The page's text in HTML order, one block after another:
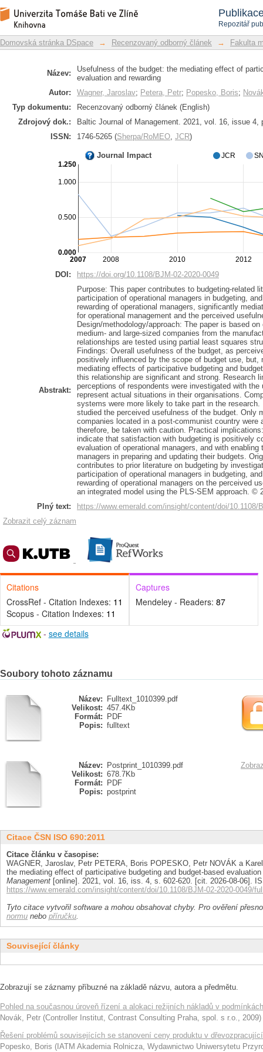
Repozitář
Usefulness of the budget: the
budget-based evaluation and
Repozitář DSpace/Manakin
Domovská stránka DSpace → Recenzovaný odborný článek → Fakulta
Název:
Usefulness of the budget: the mediating effect of
evaluation and rewarding
Autor:
Wagner, Jaroslav; Petera, Petr; Popesko, Boris;
Typ dokumentu:
Recenzovaný odborný článek (English)
Zdrojový dok.:
Baltic Journal of Management. 2021, vol. 16, issue 4,
ISSN:
1746-5265 (Sherpa/RoMEO, JCR)
Journal Impact
2008 2010 2012
2007
0.500
1.000
0.000
1.250
JCR
DOI: https://doi.org/10.1108/BJM-02-2020-0049
Abstrakt:
Purpose: This paper contributes to budgeting-related
participation of operational managers in budgeting,
rewarding of operational managers, significantly
for operational management and the perceived
Design/methodology/approach: The paper is based
medium- and large-sized companies from the
relationships are tested using partial least squares
Findings: Overall usefulness of the budget, as
positively influenced by the scope of budget use, but,
mediating effects of participative budgeting and
this relationship are significant and strong. Research
perceptions of respondents were investigated with
represent actual situations in their organisations.
systems were more likely to take part in the
studied the perceived usefulness of the budget. Only
companies located in a post-communist country were
therefore, be taken with caution. Practical
indicate that satisfaction with budgeting is positively
evaluation of operational managers, and with
managers in preparing and updating their budgets.
contributes to prior literature on budgeting by
participation of operational managers in budgeting,
rewarding of operational managers on the perceived
an integrated model using the PLS-SEM approach. ©
Plný text:
https://www.emerald.com/insight/content/doi/10.1108/
Zobrazit celý záznam
Citations
CrossRef - Citation Indexes: 11
Scopus - Citation Indexes: 11
Captures
Mendeley - Readers: 87
- see details
Soubory tohoto záznamu
Název:
Fulltext_1010399.pdf
Velikost: 457.4Kb
Formát:
PDF
Popis: fulltext
Název:
Postprint_1010399.pdf
Velikost: 678.7Kb
Formát:
PDF
Popis: postprint
Citace ČSN ISO 690:2011
Citace článku v časopise:
WAGNER, Jaroslav, Petr PETERA, Boris POPESKO, Petr NOVÁK a
the mediating effect of participative budgeting and budget-based
Management [online]. 2021, vol. 16, iss. 4, s. 602-620. [cit. 2026-08-06].
https://www.emerald.com/insight/content/doi/10.1108/BJM-02-2020-0049/
Tyto citace vytvořil software a mohou obsahovat chyby. Pro ověření
normu nebo příručku.
Související články
Zobrazují se záznamy příbuzné na základě názvu, autora a předmětu.
Pohled na současnou úroveň řízení a alokaci režijních nákladů v
Novák, Petr (Controller Institut, Contrast Consulting Praha, spol. s r.o., 2009)
Řešení problémů souvisejících se stanovení ceny produktu v
Popesko, Boris ( IATM Akademia Rolnicza, Wydawnictwo Uniwersytetu